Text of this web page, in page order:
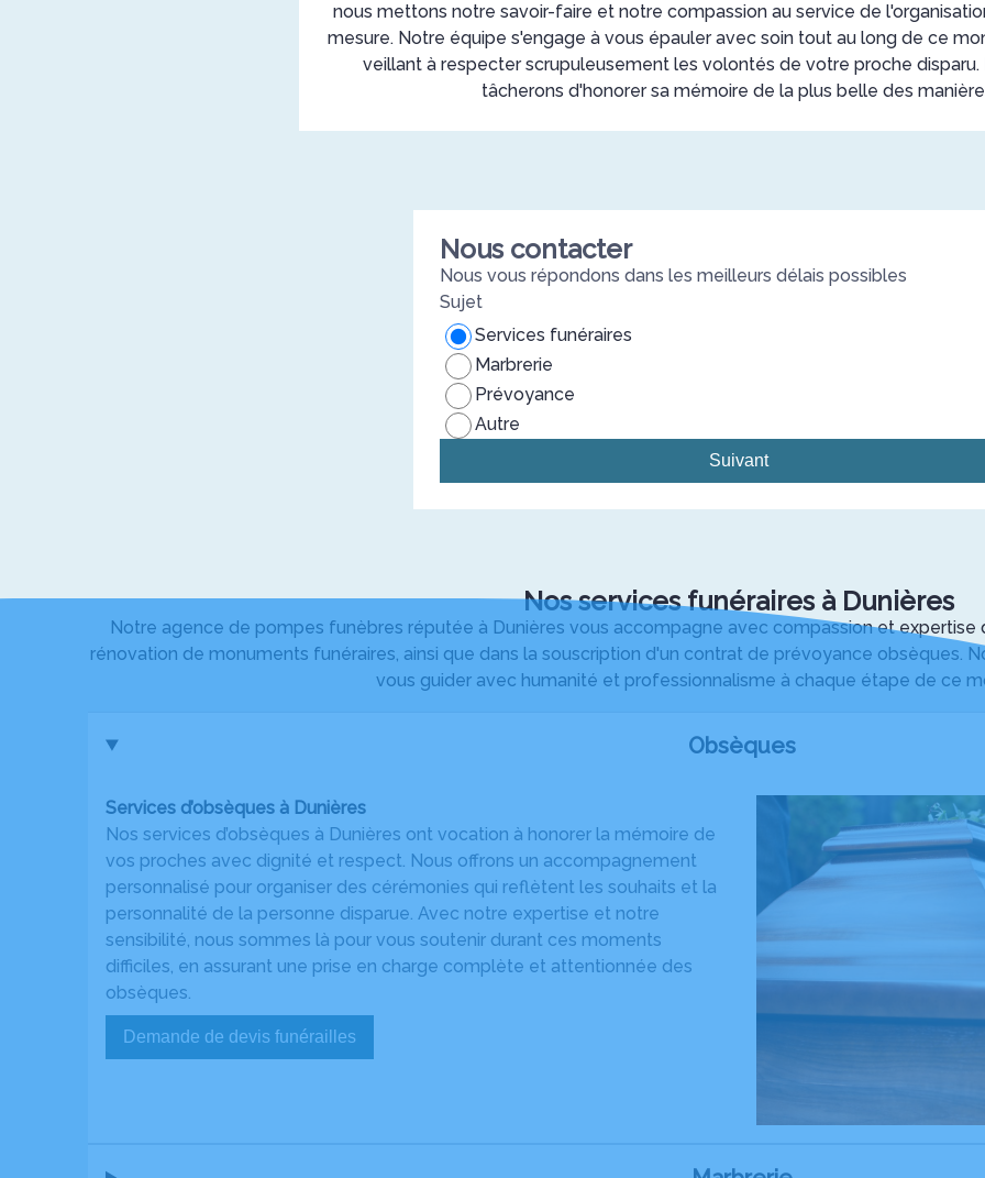
nous mettons notre savoir-faire et notre compassion au service de
mesure. Notre équipe s'engage à vous épauler avec soin tout au long de ce
veillant à respecter scrupuleusement les volontés de votre proche disparu.
tâcherons d'honorer sa mémoire de la plus belle des
Nous contacter
Nous vous répondons dans les meilleurs délais possibles
Sujet
Services funéraires
Marbrerie
Prévoyance
Autre
Suivant
Nos services funéraires à Dunières
Notre agence de pompes funèbres réputée à Dunières vous accompagne avec compassion et expertise
rénovation de monuments funéraires, ainsi que dans la souscription d'un contrat de prévoyance obsèques.
vous guider avec humanité et professionnalisme à chaque étape de ce
Obsèques
Services d’obsèques à Dunières
Nos services d’obsèques à Dunières ont vocation à honorer la mémoire de
vos proches avec dignité et respect. Nous offrons un accompagnement
personnalisé pour organiser des cérémonies qui reflètent les souhaits et la
personnalité de la personne disparue. Avec notre expertise et notre
sensibilité, nous sommes là pour vous soutenir durant ces moments
difficiles, en assurant une prise en charge complète et attentionnée des
obsèques.
Demande de devis funérailles